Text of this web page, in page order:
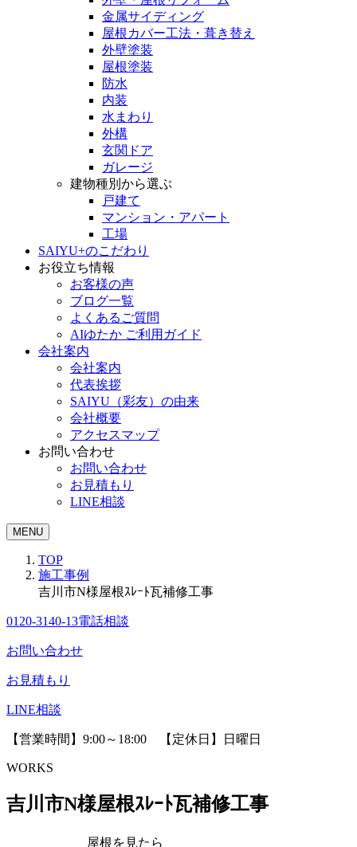
金属サイディング
屋根カバー工法・葺き替え
外壁塗装
屋根塗装
防水
内装
水まわり
外構
玄関ドア
ガレージ
建物種別から選ぶ
戸建て
マンション・アパート
工場
SAIYU+のこだわり
お役立ち情報
お客様の声
ブログ一覧
よくあるご質問
AIゆたか ご利用ガイド
会社案内
会社案内
代表挨拶
SAIYU（彩友）の由来
会社概要
アクセスマップ
お問い合わせ
お問い合わせ
お見積もり
LINE相談
MENU
TOP
施工事例
吉川市N様屋根ｽﾚｰﾄ瓦補修工事
0120-3140-13電話相談
お問い合わせ
お見積もり
LINE相談
【営業時間】9:00～18:00 【定休日】日曜日
WORKS
吉川市N様屋根ｽﾚｰﾄ瓦補修工事
屋根を見たら